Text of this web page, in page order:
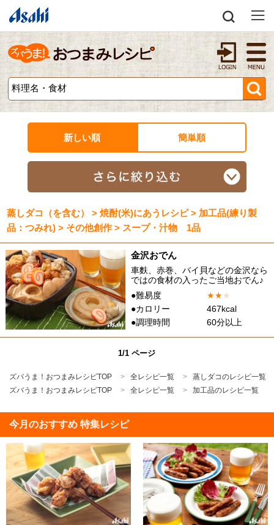
新しい順 簡単順
蒸しダコ（を含む） > 焼酎(米)にあうレシピ > 加工品(練り製
品：つみれ) > その他創作 > スープ・汁物 1品
金沢おでん
車麩、赤巻、バイ貝などの金沢なら
ではの食材の入ったご当地おでん♪
●難易度
★★★
●カロリー
467kcal
●調理時間
60分以上
1/1 ページ
ズバうま！おつまみレシピTOP 全レシピ一覧
蒸しダコのレシピ一覧
ズバうま！おつまみレシピTOP
全レシピ一覧 加工品のレシピ一覧
今月のおすすめ 特集レシピ